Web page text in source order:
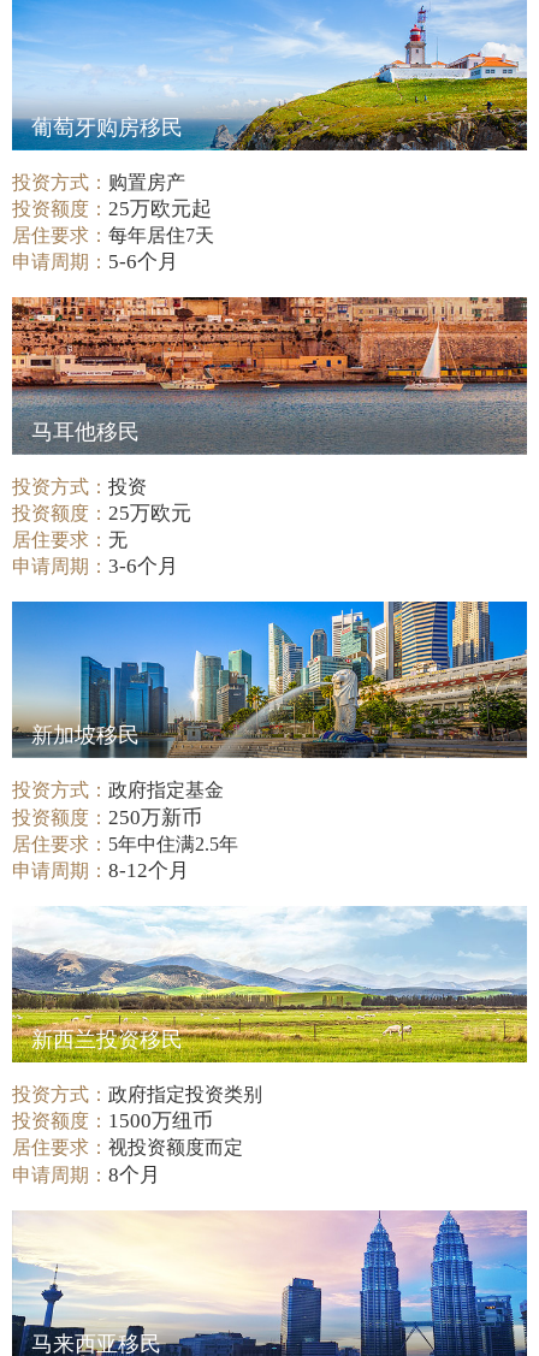
葡萄牙购房移民
投资方式： 购置房产
投资额度： 25万欧元起
居住要求：每年居住7天
申请周期： 5-6个月
马耳他移民
投资方式：投资
投资额度： 25万欧元
居住要求：无
申请周期：3-6个月
新加坡移民
投资方式：政府指定基金
投资额度： 250万新币
居住要求： 5年中住满2.5年
申请周期：8-12个月
新西兰投资移民
投资方式：政府指定投资类别
投资额度： 1500万纽币
居住要求：视投资额度而定
申请周期：8个月
马来西亚移民